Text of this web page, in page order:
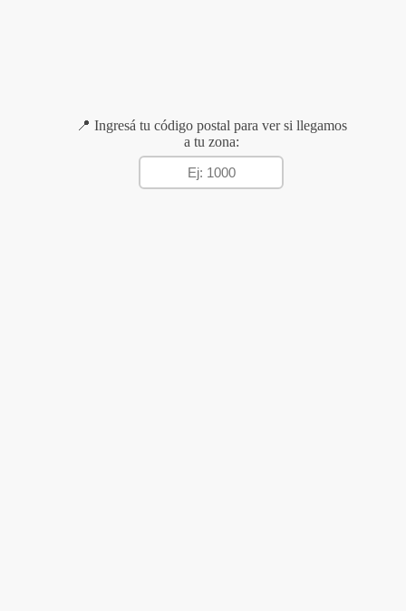
📍 Ingresá tu código postal para ver si llegamos
a tu zona: